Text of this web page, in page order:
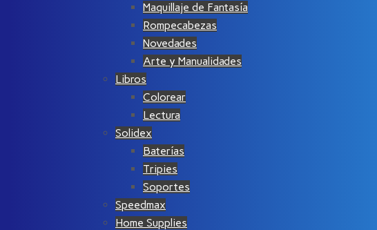
Maquillaje de Fantasía
Rompecabezas
Novedades
Arte y Manualidades
Libros
Colorear
Lectura
Solidex
Baterías
Tripies
Soportes
Speedmax
Home Supplies